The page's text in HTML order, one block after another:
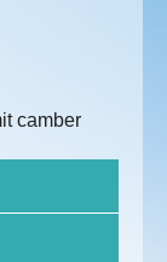
camber